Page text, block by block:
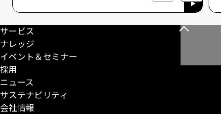
こ
サービス
ナレッジ
イベント＆セミナー
採用
ニュース
サステナビリティ
会社情報